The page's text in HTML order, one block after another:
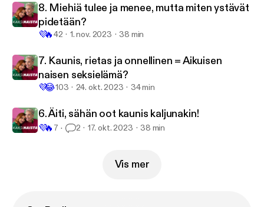
8. Miehiä tulee ja menee, mutta miten ystävät
pidetään?
💜🔥42 1. nov. 2023 38 min
7. Kaunis, rietas ja onnellinen = Aikuisen
naisen seksielämä?
💜😂103 24. okt. 2023 34 min
6. Äiti, sähän oot kaunis kaljunakin!
💜🔥 7 2 17. okt. 2023 38 min
Vis mer